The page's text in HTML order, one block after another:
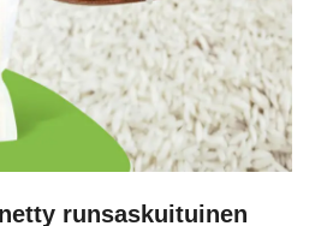
runsaskuituinen